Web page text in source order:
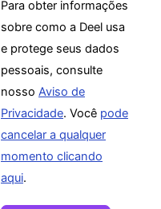
Para obter informações
sobre como a Deel usa
e protege seus dados
pessoais, consulte
nosso Aviso de
Privacidade. Você pode
cancelar a qualquer
momento clicando
aqui.